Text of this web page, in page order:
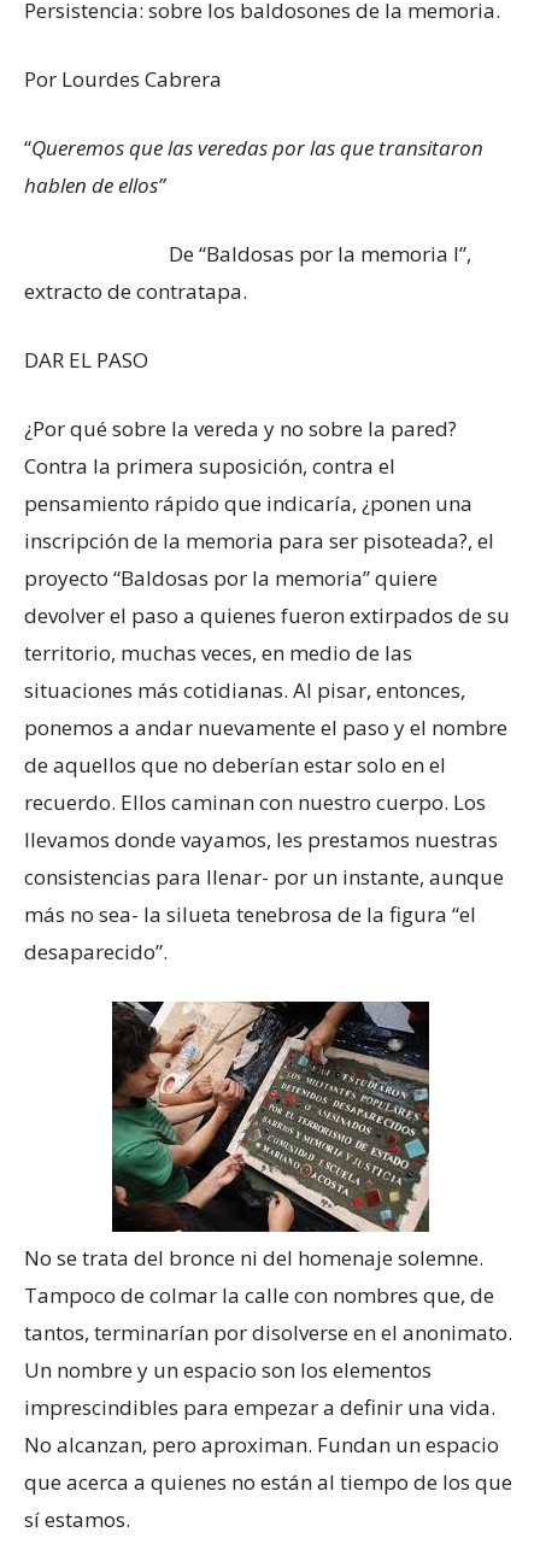
Persistencia: sobre los baldosones de la memoria.
Por Lourdes Cabrera
“Queremos que las veredas por las que transitaron
hablen de ellos”
De “Baldosas por la memoria I”,
extracto de contratapa.
DAR EL PASO
¿Por qué sobre la vereda y no sobre la pared?
Contra la primera suposición, contra el
pensamiento rápido que indicaría, ¿ponen una
inscripción de la memoria para ser pisoteada?, el
proyecto “Baldosas por la memoria” quiere
devolver el paso a quienes fueron extirpados de su
territorio, muchas veces, en medio de las
situaciones más cotidianas. Al pisar, entonces,
ponemos a andar nuevamente el paso y el nombre
de aquellos que no deberían estar solo en el
recuerdo. Ellos caminan con nuestro cuerpo. Los
llevamos donde vayamos, les prestamos nuestras
consistencias para llenar- por un instante, aunque
más no sea- la silueta tenebrosa de la figura “el
desaparecido”.
No se trata del bronce ni del homenaje solemne.
Tampoco de colmar la calle con nombres que, de
tantos, terminarían por disolverse en el anonimato.
Un nombre y un espacio son los elementos
imprescindibles para empezar a definir una vida.
No alcanzan, pero aproximan. Fundan un espacio
que acerca a quienes no están al tiempo de los que
sí estamos.